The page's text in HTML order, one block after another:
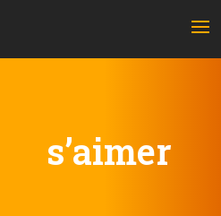
s’aimer